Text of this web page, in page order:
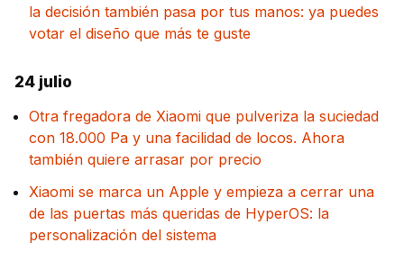
la decisión también pasa por tus manos: ya puedes
votar el diseño que más te guste
24 julio
Otra fregadora de Xiaomi que pulveriza la suciedad
con 18.000 Pa y una facilidad de locos. Ahora
también quiere arrasar por precio
Xiaomi se marca un Apple y empieza a cerrar una
de las puertas más queridas de HyperOS: la
personalización del sistema